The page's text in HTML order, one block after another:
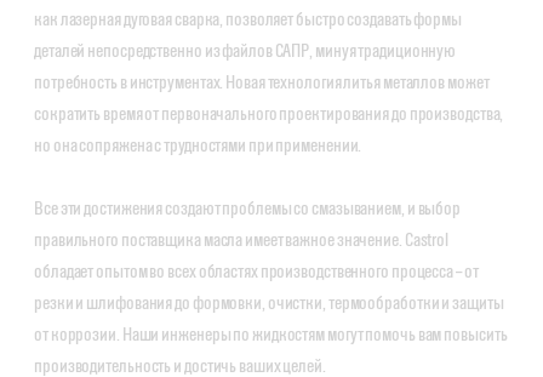
как лазерная дуговая сварка, позволяет быстро создавать формы
деталей непосредственно из файлов САПР, минуя традиционную
потребность в инструментах. Новая технология литья металлов может
сократить время от первоначального проектирования до производства,
но она сопряжена с трудностями при применении.
Все эти достижения создают проблемы со смазыванием, и выбор
правильного поставщика масла имеет важное значение. Castrol
обладает опытом во всех областях производственного процесса – от
резки и шлифования до формовки, очистки, термообработки и защиты
от коррозии. Наши инженеры по жидкостям могут помочь вам повысить
производительность и достичь ваших целей.